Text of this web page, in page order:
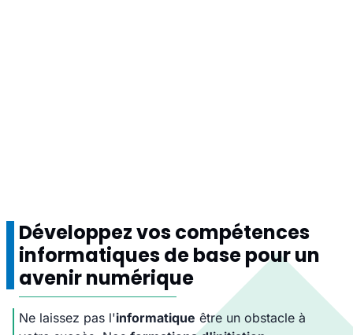
Développez vos compétences
informatiques de base pour un
avenir numérique
Ne laissez pas l'informatique être un obstacle à